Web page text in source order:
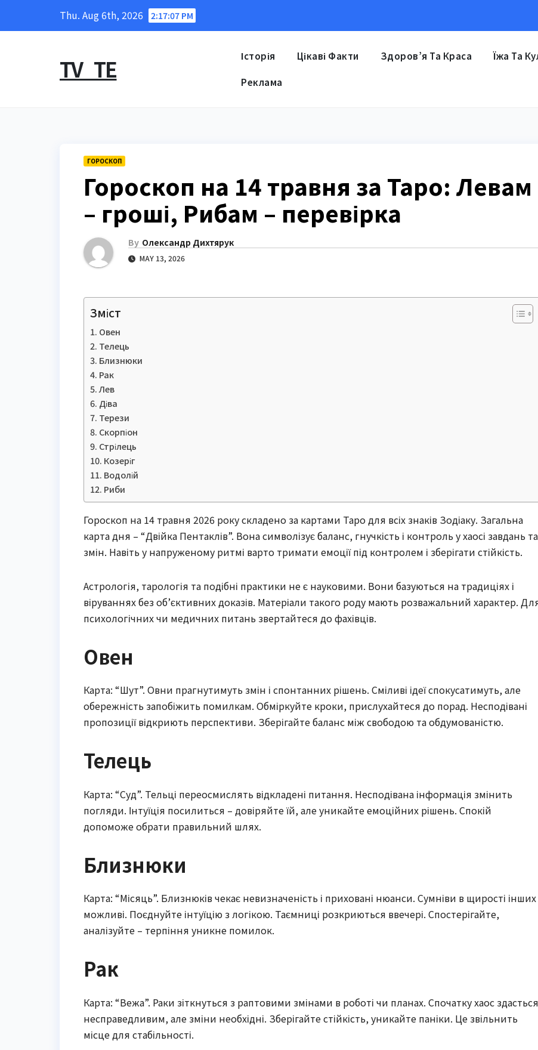
Thu. Aug 6th, 2026 2:17:08 PM
TV_TE Історія Цікаві Факти Здоров’я Та Краса Їжа Та
Реклама
ГОРОСКОП
Гороскоп на 14 травня за Таро: Левам
– гроші, Рибам – перевірка
By Олександр Дихтярук
MAY 13, 2026
Зміст
Овен
Телець
Близнюки
Рак
Лев
Діва
Терези
Скорпіон
Стрілець
Козеріг
Водолій
Риби
Гороскоп на 14 травня 2026 року складено за картами Таро для всіх знаків Зодіаку. Загальна
карта дня – “Двійка Пентаклів”. Вона символізує баланс, гнучкість і контроль у хаосі завдань та
змін. Навіть у напруженому ритмі варто тримати емоції під контролем і зберігати стійкість.
Астрологія, тарологія та подібні практики не є науковими. Вони базуються на традиціях і
віруваннях без об’єктивних доказів. Матеріали такого роду мають розважальний характер.
психологічних чи медичних питань звертайтеся до фахівців.
Овен
Карта: “Шут”. Овни прагнутимуть змін і спонтанних рішень. Сміливі ідеї спокусатимуть, але
обережність запобіжить помилкам. Обміркуйте кроки, прислухайтеся до порад. Несподівані
пропозиції відкриють перспективи. Зберігайте баланс між свободою та обдумованістю.
Телець
Карта: “Суд”. Тельці переосмислять відкладені питання. Несподівана інформація змінить
погляди. Інтуїція посилиться – довіряйте їй, але уникайте емоційних рішень. Спокій
допоможе обрати правильний шлях.
Близнюки
Карта: “Місяць”. Близнюків чекає невизначеність і приховані нюанси. Сумніви в щирості інших
можливі. Поєднуйте інтуїцію з логікою. Таємниці розкриються ввечері. Спостерігайте,
аналізуйте – терпіння уникне помилок.
Рак
Карта: “Вежа”. Раки зіткнуться з раптовими змінами в роботі чи планах. Спочатку хаос здасться
несправедливим, але зміни необхідні. Зберігайте стійкість, уникайте паніки. Це звільнить
місце для стабільності.